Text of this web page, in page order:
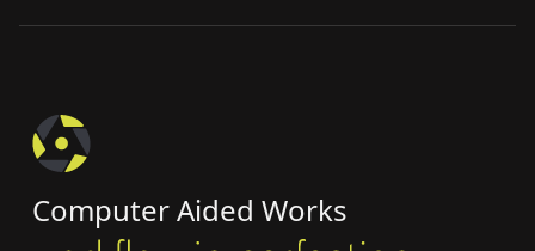
Computer Aided Works